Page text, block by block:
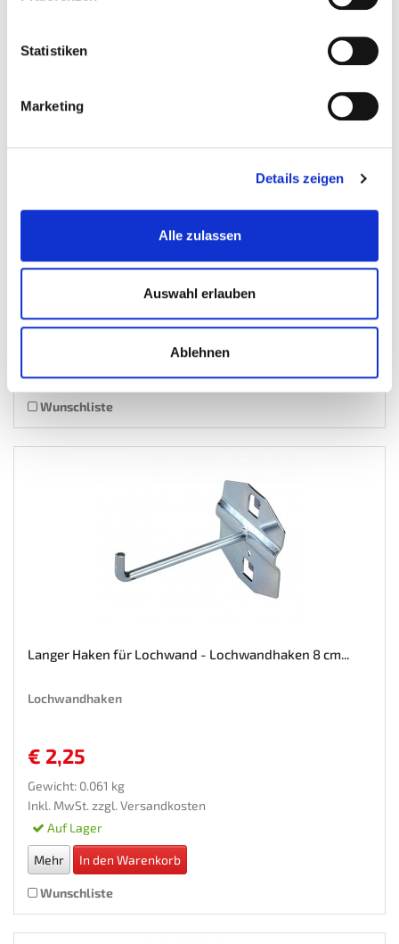
Statistiken
Marketing
Details zeigen
Alle zulassen
Auswahl erlauben
Ablehnen
Lochwandhaken
€ 3,-
Inkl. MwSt. zzgl.Versandkosten
Mehr In den Warenkorb
Wunschliste
Langer Haken für Lochwand - Lochwandhaken 8 cm...
Lochwandhaken
€ 2,25
Gewicht: 0.061 kg
Inkl. MwSt. zzgl. Versandkosten
Auf Lager
Mehr In den Warenkorb
Wunschliste